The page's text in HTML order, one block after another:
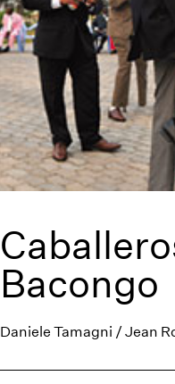
Bacongo
Daniele Tamagni / Jean